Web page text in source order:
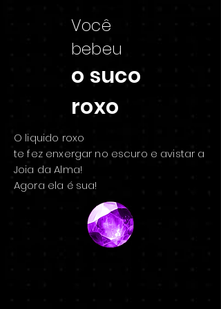
Você
bebeu
o suco
roxo
O liquido roxo
te fez enxergar no escuro e avistar a
Joia da Alma!
Agora ela é sua!